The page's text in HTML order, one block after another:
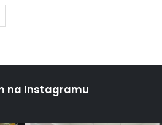
na Instagramu